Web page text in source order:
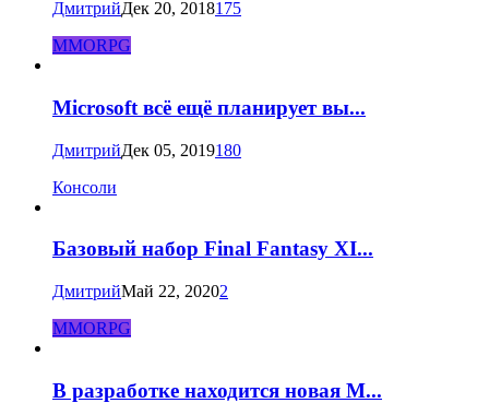
ДмитрийДек 20, 2018175
MMORPG
Microsoft всё ещё планирует вы...
ДмитрийДек 05, 2019180
Консоли
Базовый набор Final Fantasy XI...
ДмитрийМай 22, 20202
MMORPG
В разработке находится новая M...